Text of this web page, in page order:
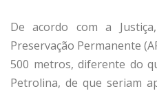
De acordo com a
Preservação Permanente
500 metros, diferente do
Petrolina, de que seriam